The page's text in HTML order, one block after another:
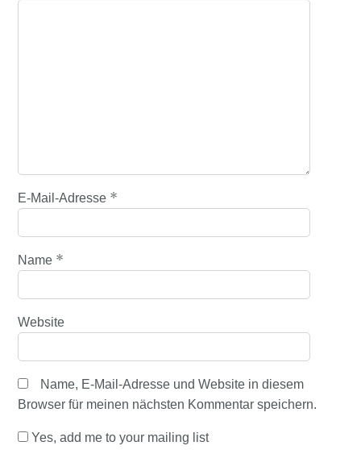
E-Mail-Adresse *
Name *
Website
Name, E-Mail-Adresse und Website in diesem
Browser für meinen nächsten Kommentar speichern.
Yes, add me to your mailing list